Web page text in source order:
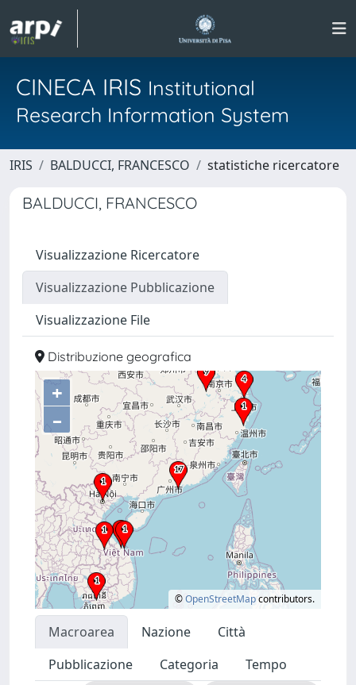
CINECA IRIS Institutional
Research Information System
IRIS BALDUCCI, FRANCESCO statistiche ricercatore
BALDUCCI, FRANCESCO
Visualizzazione Ricercatore
Visualizzazione Pubblicazione
Visualizzazione File
Distribuzione geografica
+
–
©OpenStreetMapcontributors.
Macroarea Nazione
Città
Pubblicazione
Categoria
Tempo